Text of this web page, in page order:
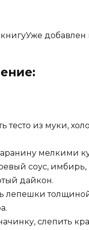
добавлен
тесто из муки,
мелкими
соус, имбирь,
дайкон.
лепешки
слепить